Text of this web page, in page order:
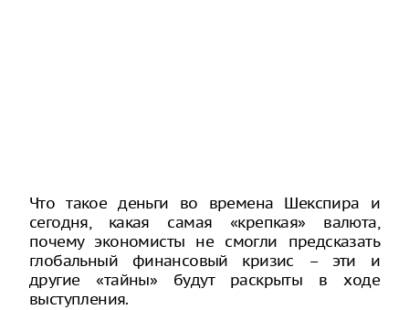
Что такое деньги во времена Шекспира и
сегодня, какая самая «крепкая» валюта,
почему экономисты не смогли предсказать
глобальный финансовый кризис – эти и
другие «тайны» будут раскрыты в ходе
выступления.